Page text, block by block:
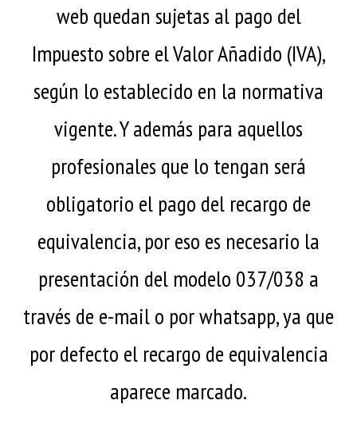
web quedan sujetas al pago del
Impuesto sobre el Valor Añadido (IVA),
según lo establecido en la normativa
vigente. Y además para aquellos
profesionales que lo tengan será
obligatorio el pago del recargo de
equivalencia, por eso es necesario la
presentación del modelo 037/038 a
través de e-mail o por whatsapp, ya que
por defecto el recargo de equivalencia
aparece marcado.